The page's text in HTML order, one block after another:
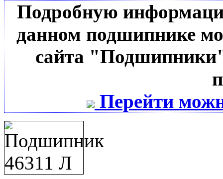
Подробную
данном подшипнике
сайта
Перейти